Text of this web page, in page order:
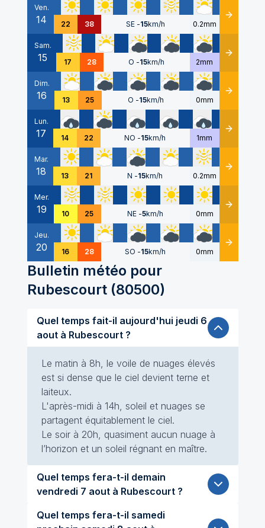
Ven.
14 22 38 SE -15km/h 0.2mm Détails
Sam.
15 17 28 O -15km/h 2mm Détails
Dim.
16 13 25 O -15km/h 0mm Détails
Lun.
17 14 22 NO -15km/h 1mm Détails
Mar.
18 13 21 N -15km/h 0.2mm Détails
Mer.
19 10 25 NE -5km/h 0mm Détails
Jeu.
20 16 28 SO -15km/h 0mm Détails
Bulletin météo pour
Rubescourt(80500)
Quel temps fait-il aujourd'hui jeudi 6
aout à Rubescourt ?
Le matin à 8h, le voile de nuages élevés
est si dense que le ciel devient terne et
laiteux.
L'après-midi à 14h, soleil et nuages se
partagent équitablement le ciel.
Le soir à 20h, quasiment aucun nuage à
l’horizon et un soleil régnant en maître.
Quel temps fera-t-il demain
vendredi 7 aout à Rubescourt ?
Quel temps fera-t-il samedi